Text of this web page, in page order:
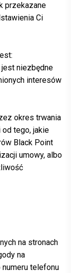
przekazane
Ci
niezbędne
interesów
okres trwania
od tego, jakie
Black Point
umowy, albo
na stronach
na
telefonu